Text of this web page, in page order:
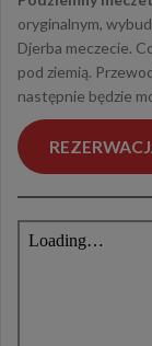
oryginalnym,
Djerba meczecie.
pod ziemią.
następnie będzie